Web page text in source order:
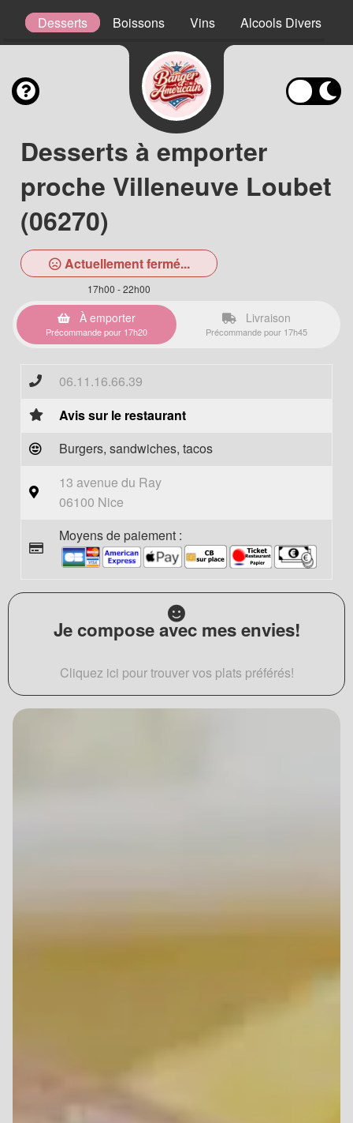
Desserts Boissons Vins Alcools Divers
Desserts à emporter
proche Villeneuve Loubet
(06270)
Actuellement fermé...
17h00 - 22h00
À emporter
Précommande pour 17h20
Livraison
Précommande pour 17h45
06.11.16.66.39
Avis sur le restaurant
Burgers, sandwiches, tacos
13 avenue du Ray
06100 Nice
Moyens de paiement :
Je compose avec mes envies!
Cliquez ici pour trouver vos plats préférés!